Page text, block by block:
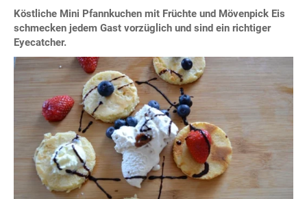
Köstliche Mini Pfannkuchen mit Früchte und Mövenpick Eis
schmecken jedem Gast vorzüglich und sind ein richtiger
Eyecatcher.